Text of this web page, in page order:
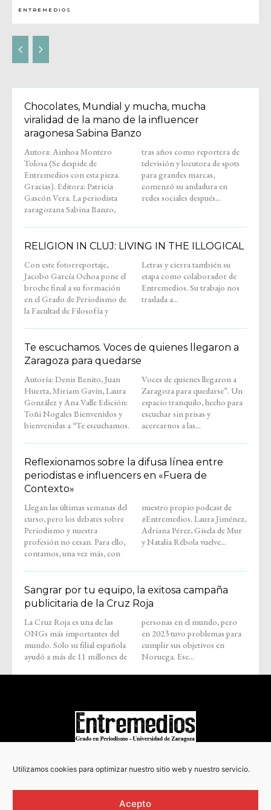
Utilizamos cookies para optimizar nuestro sitio web y nuestro servicio.
Acepto
ENTREMEDIOS
Chocolates, Mundial y mucha, mucha
viralidad de la mano de la influencer
aragonesa Sabina Banzo
Autora: Ainhoa Montero
Tolosa (Se despide de
Entremedios con esta pieza.
Gracias). Editora: Patricia
Gascón Vera. La periodista
zaragozana Sabina Banzo,
tras años como reportera de
televisión y locutora de spots
para grandes marcas,
comenzó su andadura en
redes sociales después...
RELIGION IN CLUJ: LIVING IN THE ILLOGICAL
Con este fotorreportaje,
Jacobo García Ochoa pone el
broche final a su formación
en el Grado de Periodismo de
la Facultad de Filosofía y
Letras y cierra también su
etapa como colaborador de
Entremedios. Su trabajo nos
traslada a...
Te escuchamos. Voces de quienes llegaron a
Zaragoza para quedarse
Autoría: Denis Benito, Juan
Huerta, Miriam Gavín, Laura
González y Ana Valle Edición:
Toñi Nogales Bienvenidos y
bienvenidas a “Te escuchamos.
Voces de quienes llegaron a
Zaragoza para quedarse”. Un
espacio tranquilo, hecho para
escuchar sin prisas y
acercarnos a las...
Reflexionamos sobre la difusa línea entre
periodistas e influencers en «Fuera de
Contexto»
Llegan las últimas semanas del
curso, pero los debates sobre
Periodismo y nuestra
profesión no cesan. Para ello,
contamos, una vez más, con
nuestro propio podcast de
#Entremedios. Laura Jiménez,
Adriana Pérez, Gisela de Mur
y Natalia Rébola vuelve...
Sangrar por tu equipo, la exitosa campaña
publicitaria de la Cruz Roja
La Cruz Roja es una de las
ONGs más importantes del
mundo. Solo su filial española
ayudó a más de 11 millones de
personas en el mundo, pero
en 2023 tuvo problemas para
cumplir sus objetivos en
Noruega. Ese...